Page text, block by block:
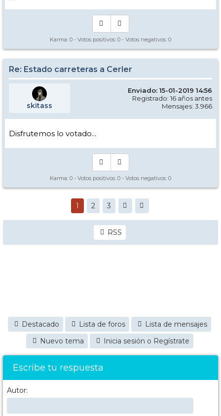
Karma: 0 - Votos positivos: 0 - Votos negativos: 0
Re: Estado carreteras a Cerler
skitass
Enviado: 15-01-2019 14:56
Registrado: 16 años antes
Mensajes: 3.966
Disfrutemos lo votado...
Karma: 0 - Votos positivos: 0 - Votos negativos: 0
1 2 3
RSS
Destacado Lista de foros
Lista de mensajes
Nuevo tema
Inicia sesión o Regístrate
Escribe tu respuesta
Autor: